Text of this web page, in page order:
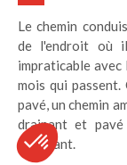
Le chemin
de l'endroit où
impraticable
mois qui
pavé, un chemin
drainant et
ravissant.